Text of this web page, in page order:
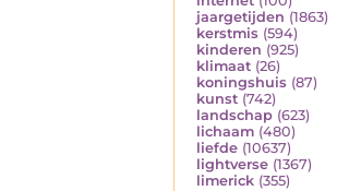
jaargetijden (1863)
kerstmis (594)
kinderen (925)
klimaat (26)
koningshuis (87)
kunst (742)
landschap (623)
lichaam (480)
liefde (10637)
lightverse (1367)
limerick (355)